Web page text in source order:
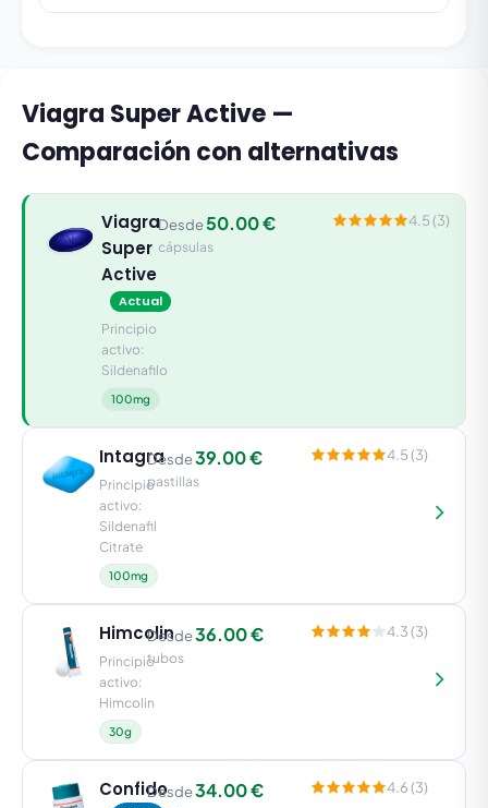
Viagra Super Active —
Comparación con alternativas
Viagra
Super
Active
Actual
Principio
activo:
Sildenafilo
100mg
Desde50.00 €
cápsulas
4.5 (3)
Intagra
Principio
activo:
Sildenafil
Citrate
100mg
Desde39.00 €
pastillas
4.5 (3)
Himcolin
Principio
activo:
Himcolin
30g
Desde36.00 €
tubos
4.3 (3)
ConfidoDesde34.00 € 4.6 (3)